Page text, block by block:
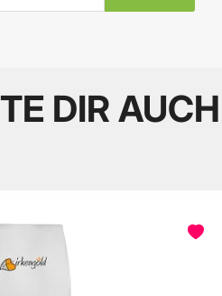
DIR AUCH